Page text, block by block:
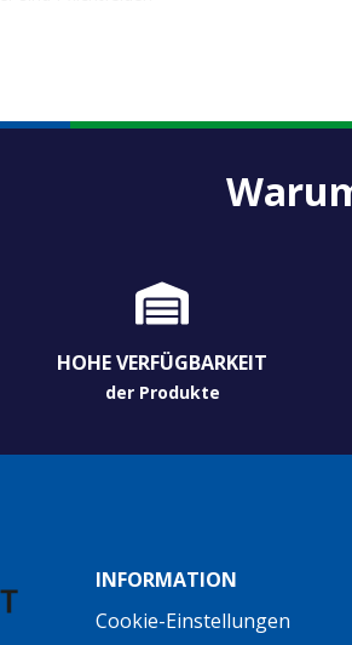
HOHE VERFÜGBARKEIT
der Produkte
INFORMATION
Cookie-Einstellungen